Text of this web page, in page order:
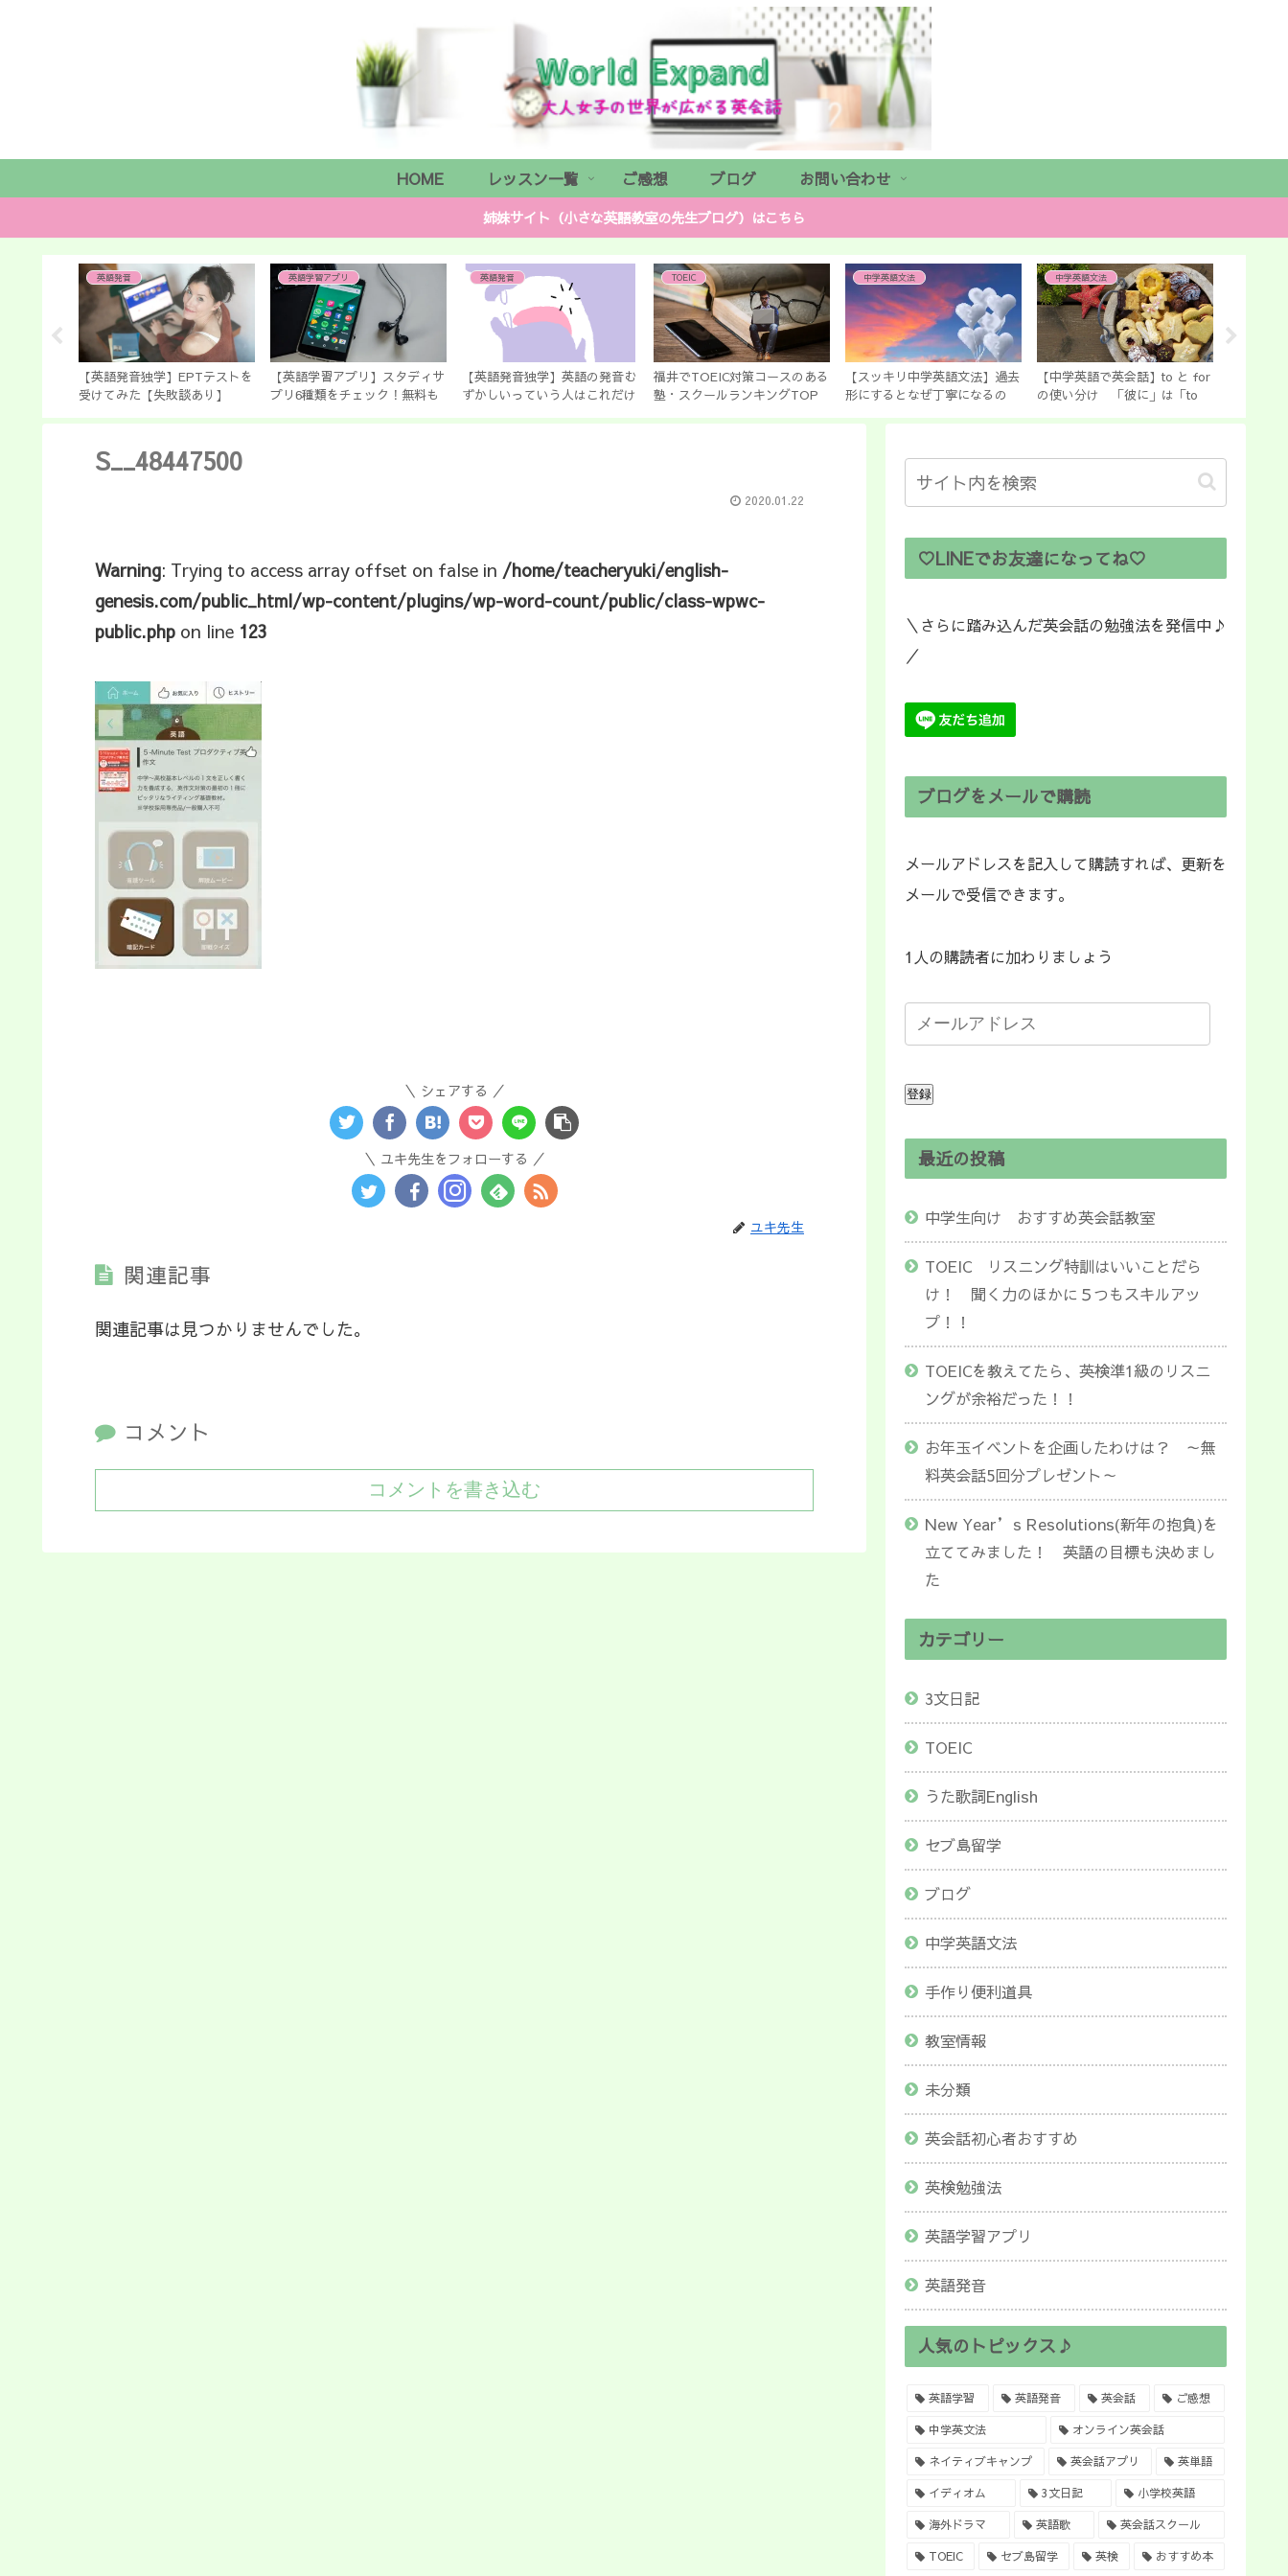
HOME レッスン一覧 ご感想 ブログ お問い合わせ
姉妹サイト（小さな英語教室の先生ブログ）はこちら
もコロナ
文法講座
英語発音
【英語発音独学】EPTテストを
受けてみた【失敗談あり】
英語学習アプリ
【英語学習アプリ】スタディサ
プリ6種類をチェック！無料も
英語発音
【英語発音独学】英語の発音む
ずかしいっていう人はこれだけ
TOEIC
福井でTOEIC対策コースのある
塾・スクールランキングTOP
中学英語文法
【スッキリ中学英語文法】過去
形にするとなぜ丁寧になるの
中学英語文法
【中学英語で英会話】to と for
の使い分け 「彼に」は「to
S__48447500
2020.01.22
Warning: Trying to access array offset on false in /home/teacheryuki/english-
genesis.com/public_html/wp-content/plugins/wp-word-count/public/class-wpwc-
public.php on line 123
シェアする
ユキ先生をフォローする
ユキ先生
関連記事
関連記事は見つかりませんでした。
コメント
コメントを書き込む
♡LINEでお友達になってね♡
＼さらに踏み込んだ英会話の勉強法を発信中♪
／
ブログをメールで購読
メールアドレスを記入して購読すれば、更新を
メールで受信できます。
1人の購読者に加わりましょう
登録
最近の投稿
中学生向け おすすめ英会話教室
TOEIC リスニング特訓はいいことだら
け！ 聞く力のほかに５つもスキルアッ
プ！！
TOEICを教えてたら、英検準1級のリスニ
ングが余裕だった！！
お年玉イベントを企画したわけは？ ～無
料英会話5回分プレゼント～
New Year’s Resolutions(新年の抱負)を
立ててみました！ 英語の目標も決めまし
た
カテゴリー
3文日記
TOEIC
うた歌詞English
セブ島留学
ブログ
中学英語文法
手作り便利道具
教室情報
未分類
英会話初心者おすすめ
英検勉強法
英語学習アプリ
英語発音
人気のトピックス♪
英語学習 英語発音 英会話 ご感想
中学英文法 オンライン英会話
ネイティブキャンプ 英会話アプリ 英単語
イディオム 3文日記 小学校英語
海外ドラマ 英語歌 英会話スクール
TOEIC セブ島留学 英検 おすすめ本